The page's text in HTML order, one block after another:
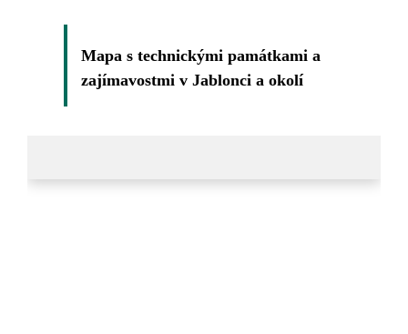
Mapa s technickými památkami a
zajímavostmi v Jablonci a okolí